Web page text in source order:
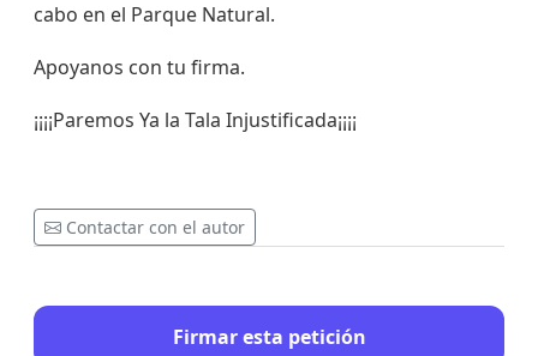
cabo en el Parque Natural.
Apoyanos con tu firma.
¡¡¡¡Paremos Ya la Tala Injustificada¡¡¡¡
Contactar con el autor
Firmar esta petición